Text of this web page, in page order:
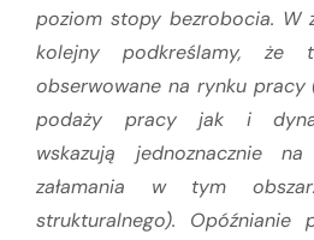
poziom stopy bezrobocia. W
kolejny podkreślamy, że
obserwowane na rynku pracy
podaży pracy jak i
wskazują jednoznacznie
załamania w tym
strukturalnego). Opóźnianie